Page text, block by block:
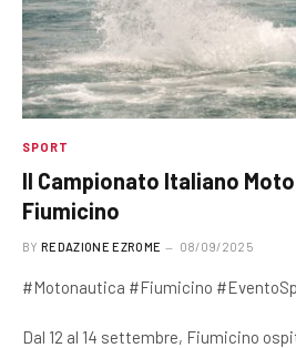
SPORT
Il Campionato Italiano Moto
Fiumicino
BY REDAZIONE EZROME 08/09/2025
#Motonautica #Fiumicino
Dal 12 al 14 settembre, Fiumicino